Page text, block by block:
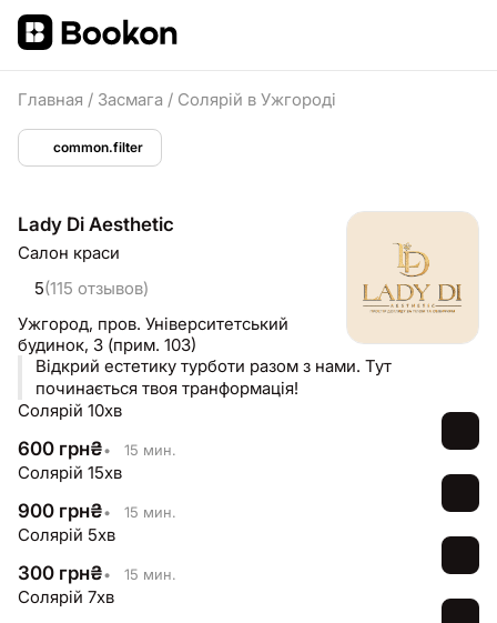
Главная / Засмага / Солярій в Ужгороді
common.filter
Lady Di Aesthetic
Салон краси
5(115 отзывов)
Ужгород, пров. Університетський
будинок, 3 (прим. 103)
Відкрий естетику турботи разом з нами. Тут
починається твоя транформація!
Солярій 10хв
600 грн₴• 15 мин.
Солярій 15хв
900 грн₴• 15 мин.
Солярій 5хв
300 грн₴• 15 мин.
Солярій 7хв